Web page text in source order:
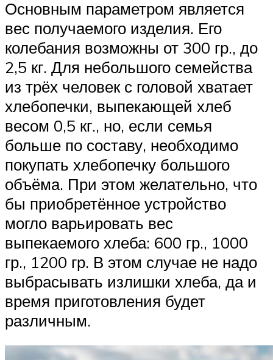
Основным параметром является
вес получаемого изделия. Его
колебания возможны от 300 гр., до
2,5 кг. Для небольшого семейства
из трёх человек с головой хватает
хлебопечки, выпекающей хлеб
весом 0,5 кг., но, если семья
больше по составу, необходимо
покупать хлебопечку большого
объёма. При этом желательно, что
бы приобретённое устройство
могло варьировать вес
выпекаемого хлеба: 600 гр., 1000
гр., 1200 гр. В этом случае не надо
выбрасывать излишки хлеба, да и
время приготовления будет
различным.